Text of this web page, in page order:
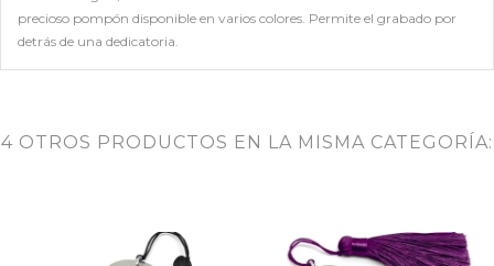
precioso pompón disponible en varios colores. Permite el grabado por
detrás de una dedicatoria.
4 OTROS PRODUCTOS EN LA MISMA CATEGORÍA: